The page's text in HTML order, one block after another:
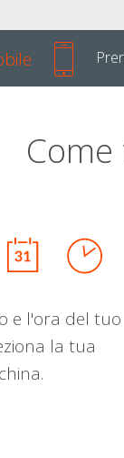
e l'ora del tuo
la tua